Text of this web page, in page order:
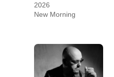
2026
New Morning